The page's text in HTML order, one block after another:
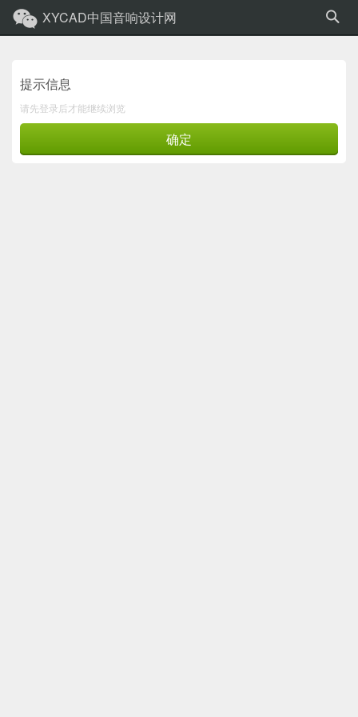
XYCAD中国音响设计网
提示信息
请先登录后才能继续浏览
确定